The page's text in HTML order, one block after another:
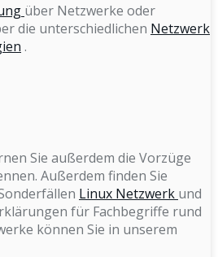
über Netzwerke oder
die unterschiedlichen Netzwerk
.
Sie außerdem die Vorzüge
Außerdem finden Sie
Linux Netzwerk und
für Fachbegriffe rund
können Sie in unserem